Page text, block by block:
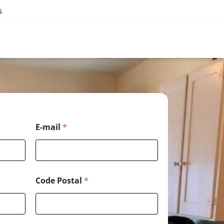
E-mail *
Code Postal *